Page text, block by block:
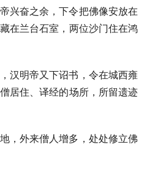
兴奋之余，下令把佛像安放在
在兰台石室，两位沙门住在鸿
汉明帝又下诏书，令在城西雍
居住、译经的场所，所留遗迹
，外来僧人增多，处处修立佛